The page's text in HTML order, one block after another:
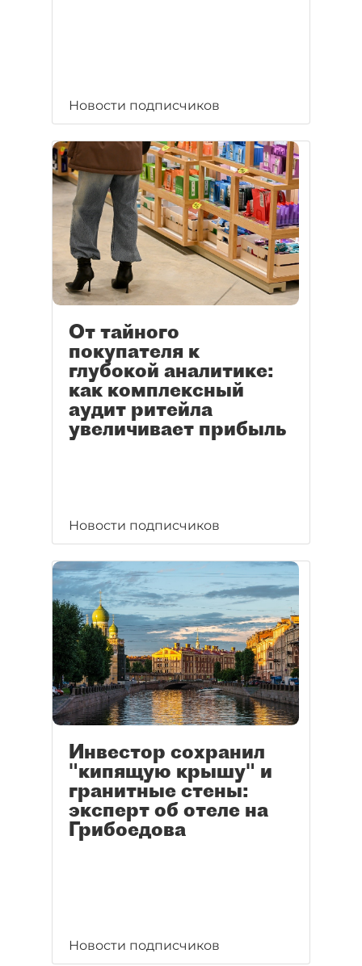
Новости подписчиков
От тайного
покупателя к
глубокой аналитике:
как комплексный
аудит ритейла
увеличивает прибыль
Новости подписчиков
Инвестор сохранил
"кипящую крышу" и
гранитные стены:
эксперт об отеле на
Грибоедова
Новости подписчиков